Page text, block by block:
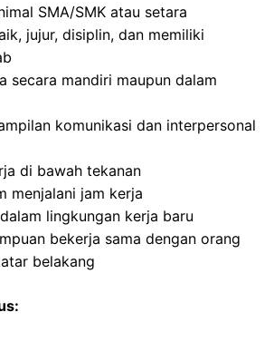
SMA/SMK atau setara
jujur, disiplin, dan memiliki
secara mandiri maupun dalam
komunikasi dan interpersonal
di bawah tekanan
menjalani jam kerja
lingkungan kerja baru
bekerja sama dengan orang
belakang